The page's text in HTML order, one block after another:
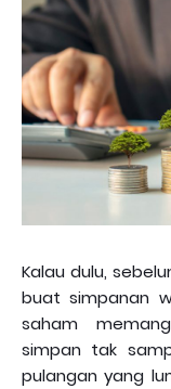
Kalau dulu,
buat simpanan
saham
simpan tak
pulangan yang